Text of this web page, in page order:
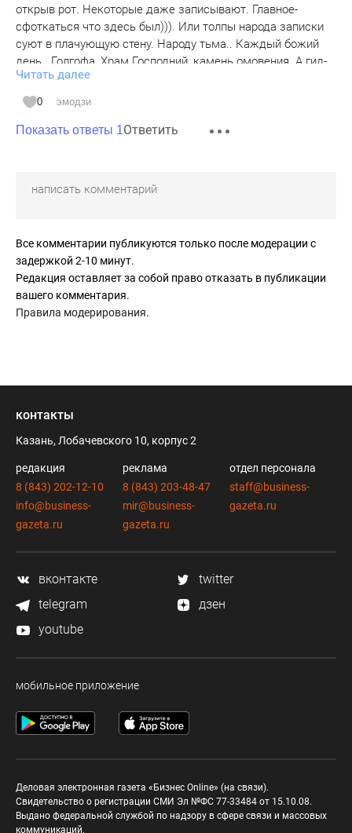
открыв рот. Некоторые даже записывают. Главное-
сфоткаться что здесь был))). Или толпы народа записки
суют в плачующую стену. Народу тьма.. Каждый божий
день.. Голгофа, Храм Господний, камень омовения..А гид-
еврей смеётся:- "Вот мол, какую крутую легенду
придумали наши предки! Легенда теперь много столетий
Израиль кормит!" И он прав! Так что пусть к нам москвичи
едут. Золотое Кольцо Татарстана ждёт их. Расскажем им
побольше с собой привозили. А качество мы подтянем...
Читать далее
0 эмодзи
Показать ответы 1Ответить
Все комментарии публикуются только после модерации с
задержкой 2-10 минут.
Редакция оставляет за собой право отказать в публикации
вашего комментария.
Правила модерирования.
контакты
Казань, Лобачевского 10, корпус 2
редакция
8 (843) 202-12-10
info@business-
gazeta.ru
реклама
8 (843) 203-48-47
mir@business-
gazeta.ru
отдел персонала
staff@business-
gazeta.ru
вконтакте
twitter
telegram
дзен
youtube
мобильное приложение
Деловая электронная газета «Бизнес Online» (на связи).
Свидетельство о регистрации СМИ Эл №ФС 77-33484 от 15.10.08.
Выдано федеральной службой по надзору в сфере связи и массовых
коммуникаций.